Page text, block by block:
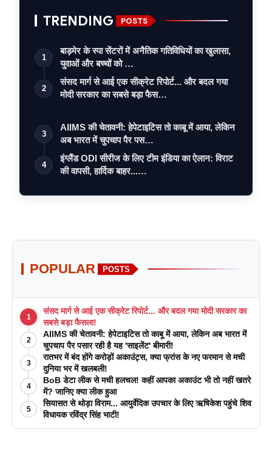
TRENDING POSTS
1
बाड़मेर के स्पा सेंटरों में अनैतिक गतिविधियों का खुलासा,
युवाओं और बच्चों को …
2
संसद मार्ग से आई एक सीक्रेट रिपोर्ट... और बदल गया
मोदी सरकार का सबसे बड़ा फैस…
3
AIIMS की चेतावनी: हेपेटाइटिस तो काबू में आया, लेकिन
अब भारत में चुपचाप पैर पस…
4
इंग्लैंड ODI सीरीज के लिए टीम इंडिया का ऐलान: विराट
की वापसी, हार्दिक बाहर...…
POPULAR POSTS
1
संसद मार्ग से आई एक सीक्रेट रिपोर्ट... और बदल गया मोदी सरकार का
सबसे बड़ा फैसला!
2
AIIMS की चेतावनी: हेपेटाइटिस तो काबू में आया, लेकिन अब भारत में
चुपचाप पैर पसार रही है यह 'साइलेंट' बीमारी!
3
रातभर में बंद होंगे करोड़ों अकाउंट्स, क्या फ्रांस के नए फरमान से मची
दुनिया भर में खलबली!
4
BoB डेटा लीक से मची हलचल! कहीं आपका अकाउंट भी तो नहीं खतरे
में? जानिए क्या लीक हुआ
5
सियासत से थोड़ा विराम... आयुर्वेदिक उपचार के लिए ऋषिकेश पहुंचे शिव
विधायक रविंद्र सिंह भाटी!